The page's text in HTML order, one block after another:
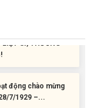
động chào mừng
7/1929 –...
trợ xây dựng nhà
hoàn cảnh...